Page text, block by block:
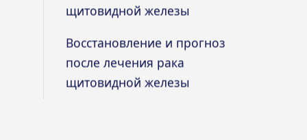
щитовидной железы
Восстановление и прогноз
после лечения рака
щитовидной железы